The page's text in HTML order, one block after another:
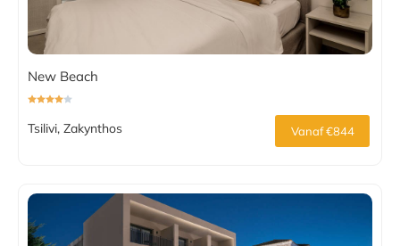
New Beach
Tsilivi, Zakynthos Vanaf €844